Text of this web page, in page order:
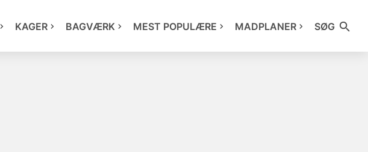
KAGER BAGVÆRK MEST POPULÆRE MADPLANER SØG